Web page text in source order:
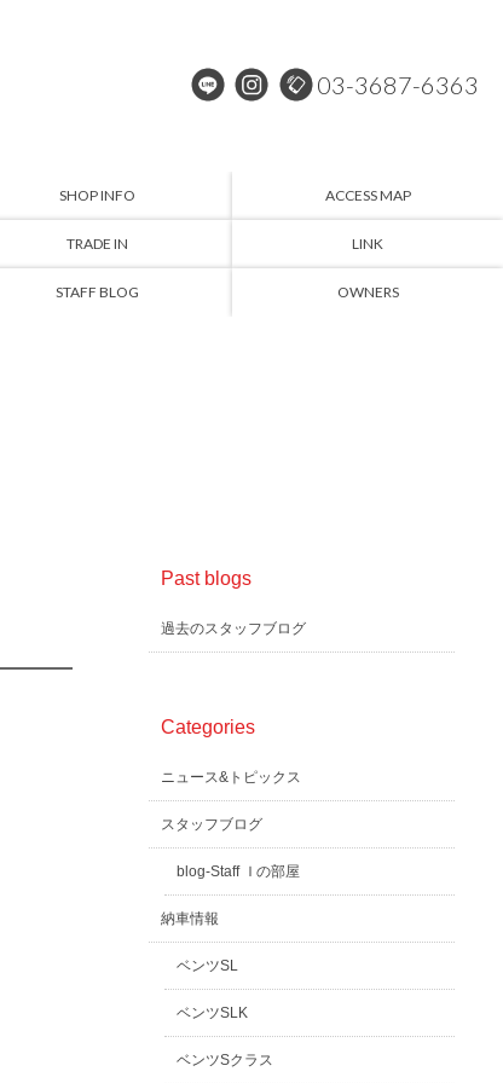
03-3687-6363
SHOP INFO ACCESS MAP
TRADE IN LINK
STAFF BLOG OWNERS
Past blogs
過去のスタッフブログ
Categories
ニュース&トピックス
スタッフブログ
blog-Staff Ｉの部屋
納車情報
ベンツSL
ベンツSLK
ベンツSクラス